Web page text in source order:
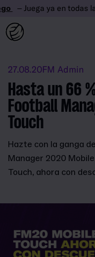
– Juega ya en todas
27.08.20FM Admin
Hasta un 66
Football
Touch
Hazte con la ganga
Manager 2020
Touch, ahora con